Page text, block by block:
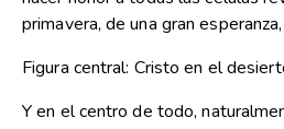
primavera, de una gran
Figura central: Cristo en el
Y en el centro de todo,